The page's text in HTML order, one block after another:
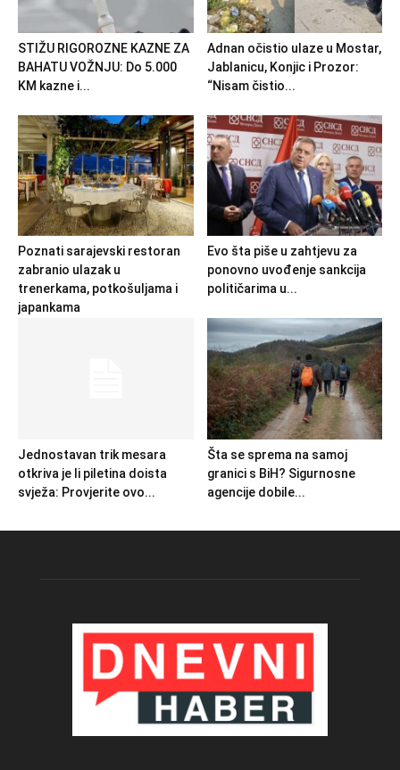
STIŽU RIGOROZNE KAZNE ZA
BAHATU VOŽNJU: Do 5.000
KM kazne i...
Adnan očistio ulaze u Mostar,
Jablanicu, Konjic i Prozor:
“Nisam čistio...
Poznati sarajevski restoran
zabranio ulazak u
trenerkama, potkošuljama i
japankama
Evo šta piše u zahtjevu za
ponovno uvođenje sankcija
političarima u...
Jednostavan trik mesara
otkriva je li piletina doista
svježa: Provjerite ovo...
Šta se sprema na samoj
granici s BiH? Sigurnosne
agencije dobile...